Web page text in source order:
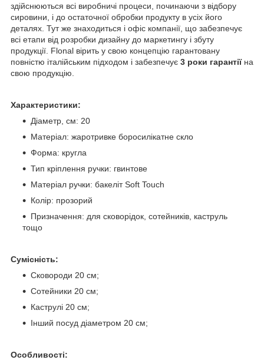
здійснюються всі виробничі процеси, починаючи з відбору
сировини, і до остаточної обробки продукту в усіх його
деталях. Тут же знаходиться і офіс компанії, що забезпечує
всі етапи від розробки дизайну до маркетингу і збуту
продукції. Flonal вірить у свою концепцію гарантовану
повністю італійським підходом і забезпечує 3 роки гарантіїна
свою продукцію.
Характеристики:
Діаметр, см: 20
Матеріал: жаротривке боросилікатне скло
Форма: кругла
Тип кріплення ручки: гвинтове
Матеріал ручки: бакеліт Soft Touch
Колір: прозорий
Призначення: для сковорідок, сотейників, каструль
тощо
Сумісність:
Сковороди 20 см;
Сотейники 20 см;
Каструлі 20 см;
Інший посуд діаметром 20 см;
Особливості: